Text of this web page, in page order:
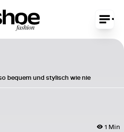
bequem und stylisch wie nie
1 Min